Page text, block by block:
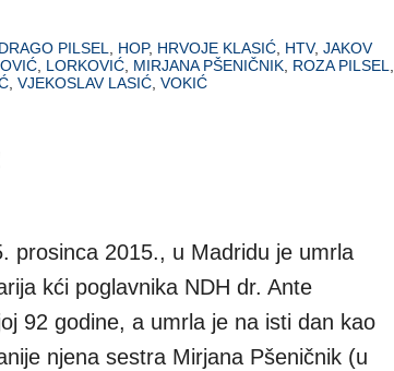
DRAGO PILSEL, HOP, HRVOJE KLASIĆ, HTV, JAKOV
, LORKOVIĆ, MIRJANA PŠENIČNIK, ROZA PILSEL,
, VJEKOSLAV LASIĆ, VOKIĆ
prosinca 2015., u Madridu je umrla
kći poglavnika NDH dr. Ante
92 godine, a umrla je na isti dan kao
njena sestra Mirjana Pšeničnik (u